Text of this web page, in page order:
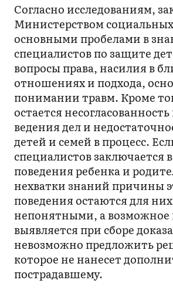
Согласно исследованиям,
Министерством
основными пробелами в
специалистов по защите
вопросы права, насилия в
отношениях и подхода,
понимании травм. Кроме
остается
ведения дел и
детей и семей в процесс.
специалистов заключается
поведения ребенка и
нехватки знаний причины
поведения остаются для них
непонятными, а возможное
выявляется при сборе
невозможно предложить
которое не нанесет
пострадавшему.